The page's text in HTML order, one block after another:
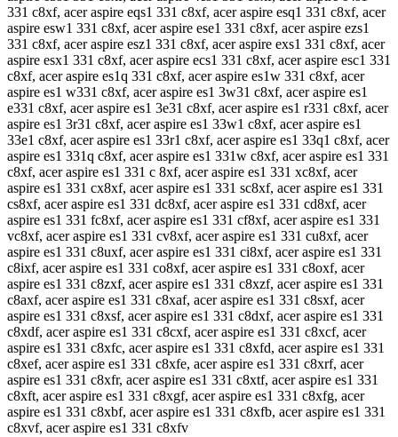
331 c8xf, acer aspire eqs1 331 c8xf, acer aspire esq1 331 c8xf, acer
aspire esw1 331 c8xf, acer aspire ese1 331 c8xf, acer aspire ezs1
331 c8xf, acer aspire esz1 331 c8xf, acer aspire exs1 331 c8xf, acer
aspire esx1 331 c8xf, acer aspire ecs1 331 c8xf, acer aspire esc1 331
c8xf, acer aspire es1q 331 c8xf, acer aspire es1w 331 c8xf, acer
aspire es1 w331 c8xf, acer aspire es1 3w31 c8xf, acer aspire es1
e331 c8xf, acer aspire es1 3e31 c8xf, acer aspire es1 r331 c8xf, acer
aspire es1 3r31 c8xf, acer aspire es1 33w1 c8xf, acer aspire es1
33e1 c8xf, acer aspire es1 33r1 c8xf, acer aspire es1 33q1 c8xf, acer
aspire es1 331q c8xf, acer aspire es1 331w c8xf, acer aspire es1 331
c8xf, acer aspire es1 331 c 8xf, acer aspire es1 331 xc8xf, acer
aspire es1 331 cx8xf, acer aspire es1 331 sc8xf, acer aspire es1 331
cs8xf, acer aspire es1 331 dc8xf, acer aspire es1 331 cd8xf, acer
aspire es1 331 fc8xf, acer aspire es1 331 cf8xf, acer aspire es1 331
vc8xf, acer aspire es1 331 cv8xf, acer aspire es1 331 cu8xf, acer
aspire es1 331 c8uxf, acer aspire es1 331 ci8xf, acer aspire es1 331
c8ixf, acer aspire es1 331 co8xf, acer aspire es1 331 c8oxf, acer
aspire es1 331 c8zxf, acer aspire es1 331 c8xzf, acer aspire es1 331
c8axf, acer aspire es1 331 c8xaf, acer aspire es1 331 c8sxf, acer
aspire es1 331 c8xsf, acer aspire es1 331 c8dxf, acer aspire es1 331
c8xdf, acer aspire es1 331 c8cxf, acer aspire es1 331 c8xcf, acer
aspire es1 331 c8xfc, acer aspire es1 331 c8xfd, acer aspire es1 331
c8xef, acer aspire es1 331 c8xfe, acer aspire es1 331 c8xrf, acer
aspire es1 331 c8xfr, acer aspire es1 331 c8xtf, acer aspire es1 331
c8xft, acer aspire es1 331 c8xgf, acer aspire es1 331 c8xfg, acer
aspire es1 331 c8xbf, acer aspire es1 331 c8xfb, acer aspire es1 331
c8xvf, acer aspire es1 331 c8xfv